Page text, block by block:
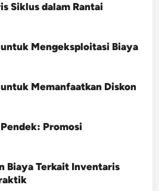
Siklus dalam Rantai
Mengeksploitasi Biaya
Memanfaatkan Diskon
Promosi
Biaya Terkait Inventaris